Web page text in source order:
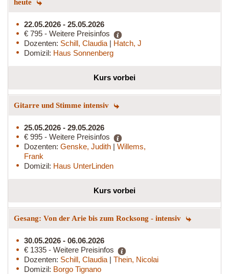
heute
22.05.2026 - 25.05.2026
€ 795 - Weitere Preisinfos
Dozenten: Schill, Claudia | Hatch, J
Domizil: Haus Sonnenberg
Kurs vorbei
Gitarre und Stimme intensiv
25.05.2026 - 29.05.2026
€ 995 - Weitere Preisinfos
Dozenten: Genske, Judith | Willems,
Frank
Domizil: Haus UnterLinden
Kurs vorbei
Gesang: Von der Arie bis zum Rocksong - intensiv
30.05.2026 - 06.06.2026
€ 1335 - Weitere Preisinfos
Dozenten: Schill, Claudia | Thein, Nicolai
Domizil: Borgo Tignano